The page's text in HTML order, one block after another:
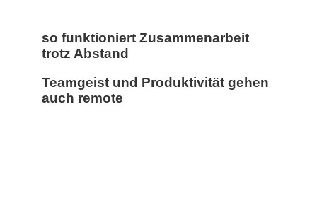
so funktioniert Zusammenarbeit
trotz Abstand
Teamgeist und Produktivität gehen
auch remote